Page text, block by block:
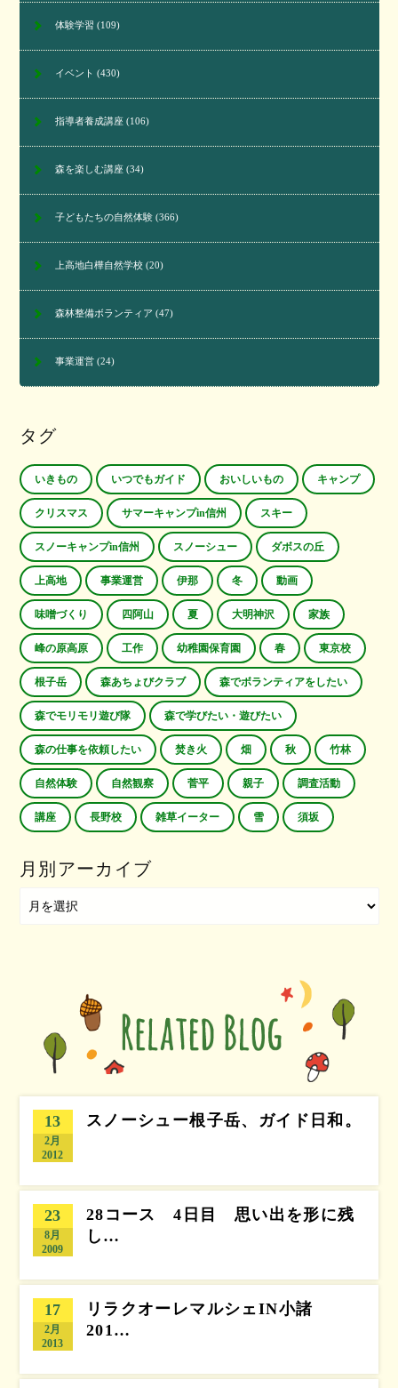
体験学習 (109)
イベント (430)
指導者養成講座(106)
森を楽しむ講座(34)
子どもたちの自然体験(366)
上高地白樺自然学校(20)
森林整備ボランティア (47)
事業運営(24)
タグ
いきもの いつでもガイド おいしいもの キャンプ
クリスマス サマーキャンプin信州 スキー
スノーキャンプin信州 スノーシュー ダボスの丘
上高地 事業運営 伊那 冬 動画
味噌づくり 四阿山 夏 大明神沢 家族
峰の原高原 工作 幼稚園保育園 春 東京校
根子岳 森あちょびクラブ 森でボランティアをしたい
森でモリモリ遊び隊 森で学びたい・遊びたい
森の仕事を依頼したい 焚き火 畑 秋 竹林
自然体験 自然観察 菅平 親子 調査活動
講座 長野校 雑草イーター 雪 須坂
月別アーカイブ
13
2月
2012
スノーシュー根子岳、ガイド日和。
23
8月
2009
28コース 4日目 思い出を形に残
し…
17
2月
2013
リラクオーレマルシェIN小諸
201…